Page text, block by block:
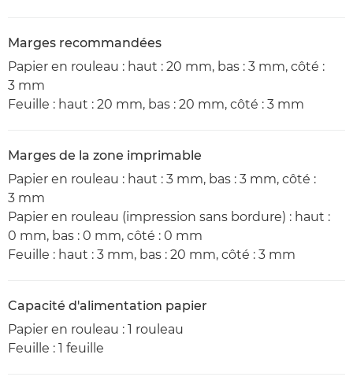
Marges recommandées
Papier en rouleau : haut : 20 mm, bas : 3 mm, côté :
3 mm
Feuille : haut : 20 mm, bas : 20 mm, côté : 3 mm
Marges de la zone imprimable
Papier en rouleau : haut : 3 mm, bas : 3 mm, côté :
3 mm
Papier en rouleau (impression sans bordure) : haut :
0 mm, bas : 0 mm, côté : 0 mm
Feuille : haut : 3 mm, bas : 20 mm, côté : 3 mm
Capacité d'alimentation papier
Papier en rouleau : 1 rouleau
Feuille : 1 feuille